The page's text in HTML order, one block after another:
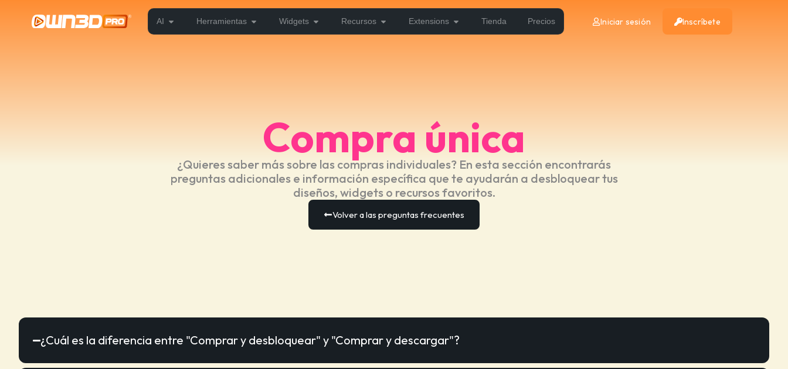
AI Herramientas Widgets Recursos Extensions Tienda Precios Iniciar sesión Inscríbete
Compra única
¿Quieres saber más sobre las compras individuales? En esta sección encontrarás
preguntas adicionales e información específica que te ayudarán a desbloquear tus
diseños, widgets o recursos favoritos.
Volver a las preguntas frecuentes
¿Cuál es la diferencia entre "Comprar y desbloquear" y "Comprar y descargar"?